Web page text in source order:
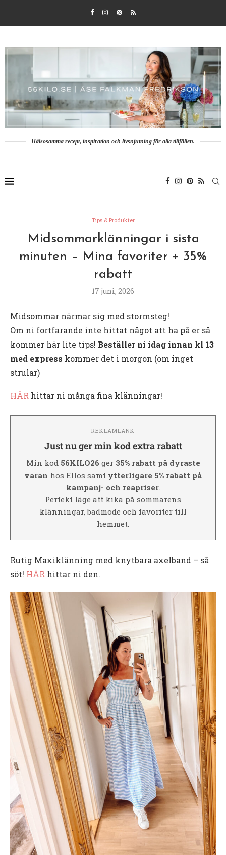
Hälsosamma recept, inspiration och livsnjutning för alla tillfällen.
Tips & Produkter
Midsommarklänningar i sista
minuten – Mina favoriter + 35%
rabatt
17 juni, 2026
Midsommar närmar sig med stormsteg!
Om ni fortfarande inte hittat något att ha på er så
kommer här lite tips! Beställer ni idag innan kl 13
med express kommer det i morgon (om inget
strular)
HÄR hittar ni många fina klänningar!
REKLAMLÄNK
Just nu ger min kod extra rabatt
Min kod 56KILO26 ger 35% rabatt på dyraste
varan hos Ellos samt ytterligare 5% rabatt på
kampanj- och reapriser.
Perfekt läge att kika på sommarens
klänningar, badmode och favoriter till
hemmet.
Rutig Maxiklänning med knytbara axelband – så
söt! HÄR hittar ni den.